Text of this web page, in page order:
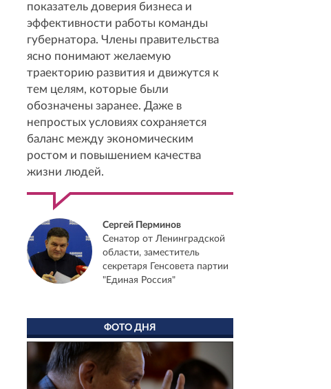
показатель доверия бизнеса и
эффективности работы команды
губернатора. Члены правительства
ясно понимают желаемую
траекторию развития и движутся к
тем целям, которые были
обозначены заранее. Даже в
непростых условиях сохраняется
баланс между экономическим
ростом и повышением качества
жизни людей.
Сергей Перминов
Сенатор от Ленинградской
области, заместитель
секретаря Генсовета партии
"Единая Россия"
ФОТО ДНЯ